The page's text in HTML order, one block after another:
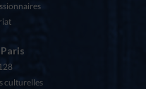
culturelles